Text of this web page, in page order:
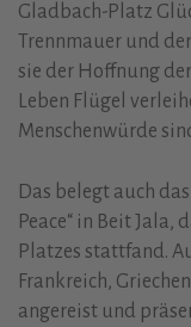
Gladbach-Platz
Trennmauer und
sie der Hoffnung
Leben Flügel
Menschenwürde
Das belegt auch
Peace“ in Beit Jala,
Platzes stattfand.
Frankreich,
angereist und